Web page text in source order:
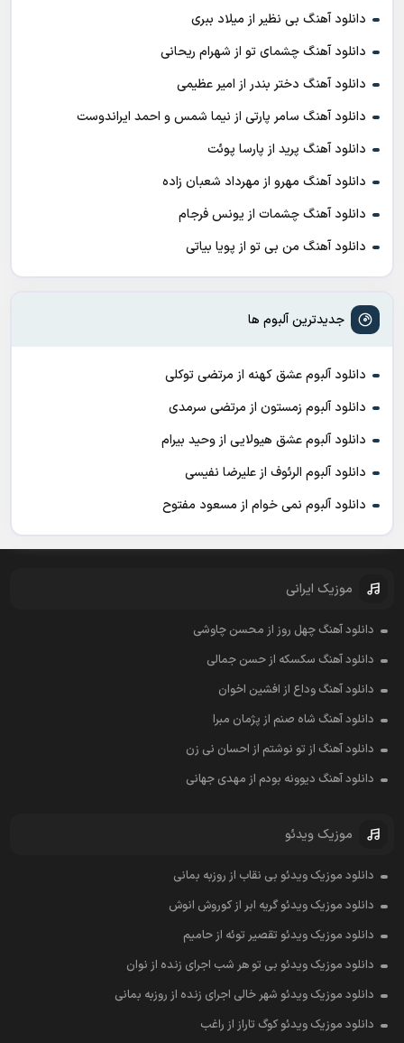
دانلود آهنگ بی نظیر از میلاد ببری
دانلود آهنگ چشمای تو از شهرام ریحانی
دانلود آهنگ دختر بندر از امیر عظیمی
دانلود آهنگ سامر پارتی از نیما شمس و احمد ایراندوست
دانلود آهنگ پرید از پارسا پوئت
دانلود آهنگ مهرو از مهرداد شعبان زاده
دانلود آهنگ چشمات از یونس فرجام
دانلود آهنگ من بی تو از پویا بیاتی
جدیدترین آلبوم ها
دانلود آلبوم عشق کهنه از مرتضی توکلی
دانلود آلبوم زمستون از مرتضی سرمدی
دانلود آلبوم عشق هیولایی از وحید بیرام
دانلود آلبوم الرئوف از علیرضا نفیسی
دانلود آلبوم نمی خوام از مسعود مفتوح
موزیک ایرانی
دانلود آهنگ چهل روز از محسن چاوشی
دانلود آهنگ سکسکه از حسن جمالی
دانلود آهنگ وداع از افشين اخوان
دانلود آهنگ شاه صنم از پژمان مبرا
دانلود آهنگ از تو نوشتم از احسان نی زن
دانلود آهنگ دیوونه بودم از مهدی جهانی
موزیک ویدئو
دانلود موزیک ویدئو بی نقاب از روزبه بمانی
دانلود موزیک ویدئو گریه ابر از کوروش انوش
دانلود موزیک ویدئو تقصیر توئه از حامیم
دانلود موزیک ویدئو بی تو هر شب اجرای زنده از نوان
دانلود موزیک ویدئو شهر خالی اجرای زنده از روزبه بمانی
دانلود موزیک ویدئو کوگ تاراز از راغب